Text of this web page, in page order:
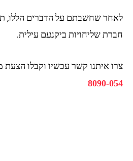
לאחר שחשבתם על הדברים הללו,
חברת שליחויות ביקנעם עילית.
צרו איתנו קשר עכשיו וקבלו
8090-054